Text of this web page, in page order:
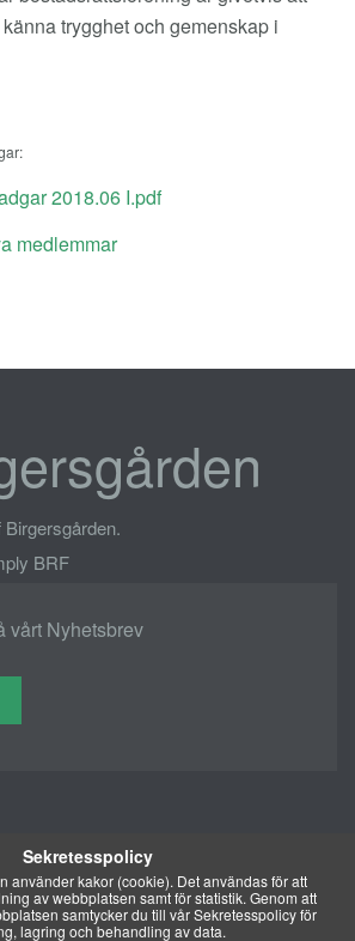
trygghet och gemenskap i
2018.06 I.pdf
medlemmar
BRF
vårt Nyhetsbrev
Sekretesspolicy
använder kakor (cookie). Det användas för att
av webbplatsen samt för statistik. Genom att
samtycker du till vår Sekretesspolicy för
lagring och behandling av data.